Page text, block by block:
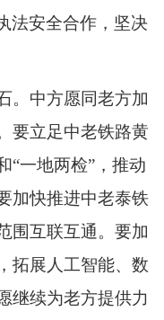
法安全合作，坚决
。中方愿同老方加
要立足中老铁路黄
“一地两检”，推动
加快推进中老泰铁
围互联互通。要加
拓展人工智能、数
继续为老方提供力